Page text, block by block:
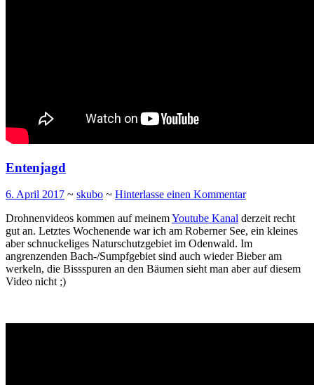
Entenjagd
6. April 2017 ~ skubo ~ Hinterlasse einen Kommentar
Drohnenvideos kommen auf meinemYoutube Kanal derzeit recht
gut an. Letztes Wochenende war ich am Roberner See, ein kleines
aber schnuckeliges Naturschutzgebiet im Odenwald. Im
angrenzenden Bach-/Sumpfgebiet sind auch wieder Bieber am
werkeln, die Bissspuren an den Bäumen sieht man aber auf diesem
Video nicht ;)